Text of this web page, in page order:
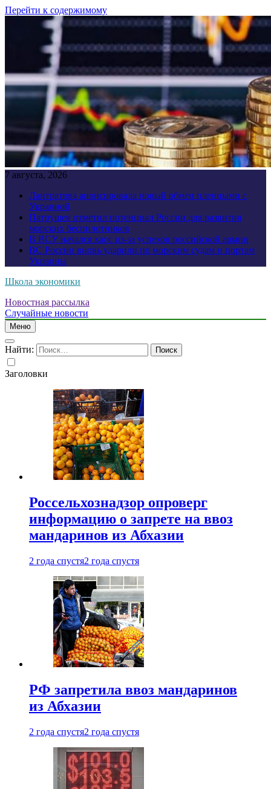
Перейти к содержимому
7 августа, 2026
Лантратова анонсировала новый обмен пленными с
Украиной
Патрушев отметил потенциал России для развития
морских беспилотников
В ВСУ начался хаос из-за успехов российской армии
ВС России вновь ударили по морским судам и портам
Украины
Школа экономики
Новостная рассылка
Случайные новости
Меню
Найти:
Заголовки
Россельхознадзор опроверг
информацию о запрете на ввоз
мандаринов из Абхазии
2 года спустя2 года спустя
РФ запретила ввоз мандаринов
из Абхазии
2 года спустя2 года спустя